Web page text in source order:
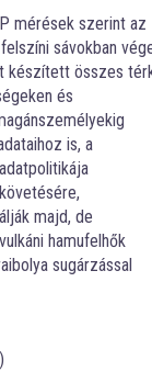
mérések szerint
sávokban
készített összes
és
is, a
majd, de
hamufelhők
sugárzással